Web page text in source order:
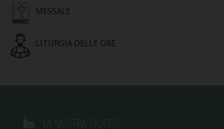
MESSALE
LITURGIA DELLE ORE